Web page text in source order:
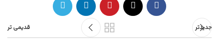
جدیدتر قدیمی تر